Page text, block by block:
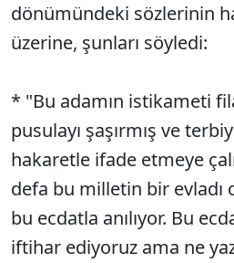
dönümündeki sözlerinin
üzerine, şunları söyledi:
* "Bu adamın istikameti
pusulayı şaşırmış ve
hakaretle ifade etmeye
defa bu milletin bir evladı
bu ecdatla anılıyor. Bu
iftihar ediyoruz ama ne